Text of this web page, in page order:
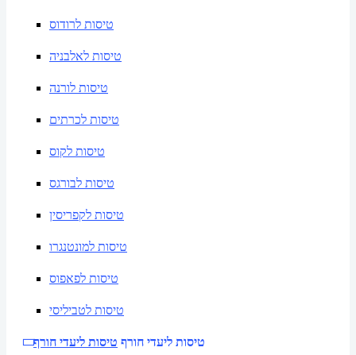
טיסות לרודוס
טיסות לאלבניה
טיסות לורנה
טיסות לכרתים
טיסות לקוס
טיסות לבורגס
טיסות לקפריסין
טיסות למונטנגרו
טיסות לפאפוס
טיסות לטביליסי
טיסות ליעדי חורף טיסות ליעדי חורף